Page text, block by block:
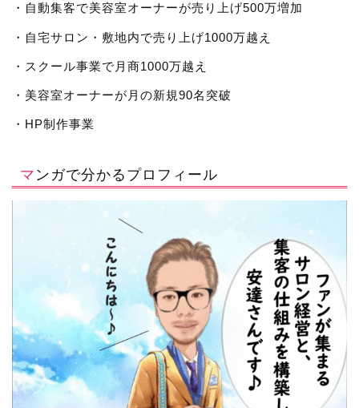
・自動集客で美容室オーナーが売り上げ500万増加
・自宅サロン・敷地内で売り上げ1000万越え
・スクール事業で月商1000万越え
・美容室オーナーが月の新規90名突破
・HP制作事業
マンガで分かるプロフィール